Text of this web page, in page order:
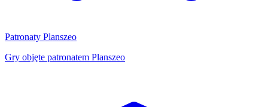
Patronaty Planszeo
Gry objęte patronatem Planszeo